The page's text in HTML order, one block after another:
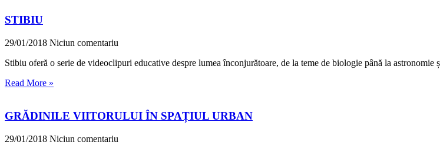
STIBIU
29/01/2018 Niciun comentariu
Stibiu oferă o serie de videoclipuri educative despre lumea înconjurătoare, de la teme de biologie până la
Read More »
GRĂDINILE VIITORULUI ÎN SPAȚIUL URBAN
29/01/2018 Niciun comentariu